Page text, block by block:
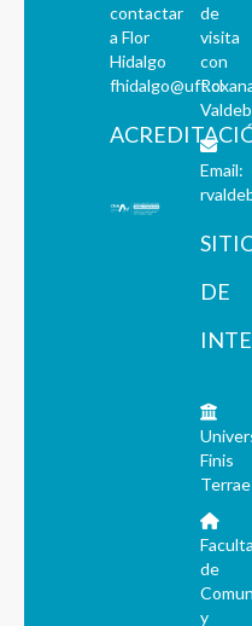
contactar
a Flor
Hidalgo
fhidalgo@uft.cl
de
visita
con
Email:
DE
Finis
Terrae
de
y